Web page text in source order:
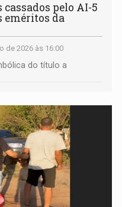
cassados pelo AI-5
eméritos da
de 2026 às 16:00
do título a